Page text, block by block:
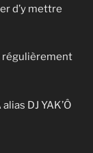
d’y mettre
régulièrement
DJ YAK’Ô